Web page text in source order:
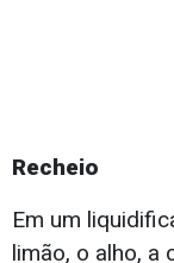
Recheio
Em um
limão, o alho, a